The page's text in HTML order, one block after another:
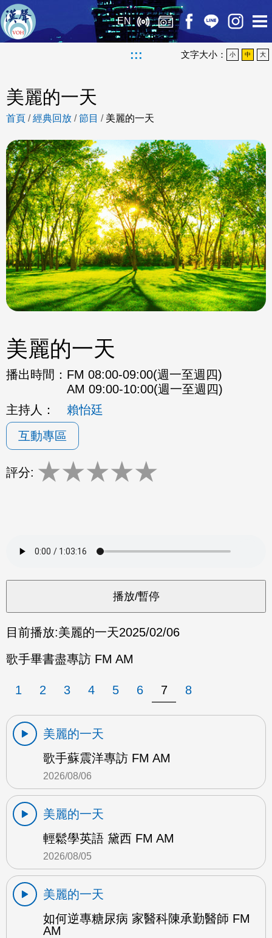
EN
::: 文字大小： 小 中 大
美麗的一天
首頁 /經典回放 /節目 / 美麗的一天
美麗的一天
播出時間： FM 08:00-09:00(週一至週四)
AM 09:00-10:00(週一至週四)
主持人：
賴怡廷
互動專區
評分: ★★★★★
目前播放:美麗的一天2025/02/06
歌手畢書盡專訪 FM AM
1 2 3 4 5 6 7 8
美麗的一天
歌手蘇震洋專訪 FM AM
2026/08/06
美麗的一天
輕鬆學英語 黛西 FM AM
2026/08/05
美麗的一天
如何逆專糖尿病 家醫科陳承勤醫師 FM
AM